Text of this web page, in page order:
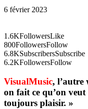
6 février 2023
1.6KFollowersLike
800FollowersFollow
6.8KSubscribersSubscribe
6.2KFollowersFollow
VisualMusic, l’autre
on fait ce qu’on
toujours plaisir. »